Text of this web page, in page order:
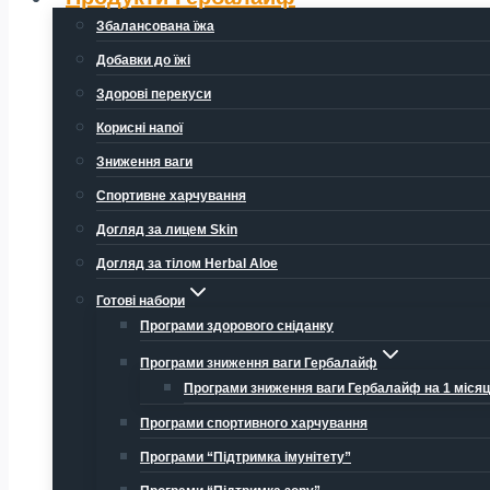
Збалансована їжа
Добавки до їжі
Здорові перекуси
Корисні напої
Зниження ваги
Спортивне харчування
Догляд за лицем Skin
Догляд за тілом Herbal Aloe
Готові набори
Програми здорового сніданку
Програми зниження ваги Гербалайф
Програми зниження ваги Гербалайф на 1
Програми спортивного харчування
Програми “Підтримка імунітету”